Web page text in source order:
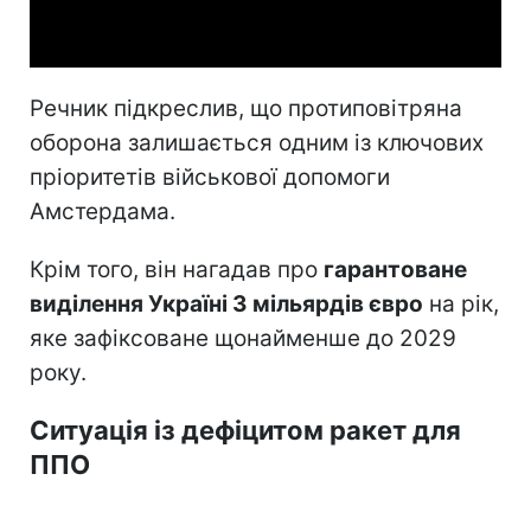
Речник підкреслив, що протиповітряна
оборона залишається одним із ключових
пріоритетів військової допомоги
Амстердама.
Крім того, він нагадав про гарантоване
виділення Україні 3 мільярдів євро на рік,
яке зафіксоване щонайменше до 2029
року.
Ситуація із дефіцитом ракет для
ППО